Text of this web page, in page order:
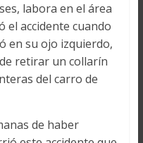
labora en el área
el accidente cuando
en su ojo izquierdo,
retirar un collarín
del carro de
de haber